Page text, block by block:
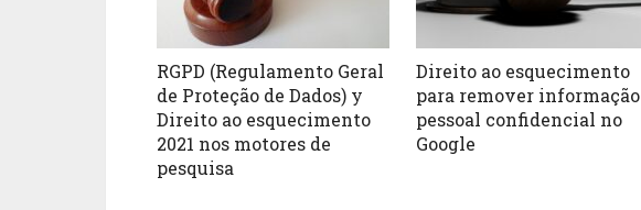
RGPD (Regulamento Geral
de Proteção de Dados) y
Direito ao esquecimento
2021 nos motores de
pesquisa
Direito ao esquecimento
para remover informação
pessoal confidencial no
Google